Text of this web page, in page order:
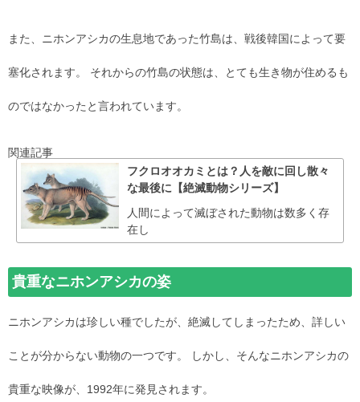
また、ニホンアシカの生息地であった竹島は、戦後韓国によって要
塞化されます。 それからの竹島の状態は、とても生き物が住めるも
のではなかったと言われています。
関連記事
フクロオオカミとは？人を敵に回し散々
な最後に【絶滅動物シリーズ】
人間によって滅ぼされた動物は数多く存
在し
貴重なニホンアシカの姿
ニホンアシカは珍しい種でしたが、絶滅してしまったため、詳しい
ことが分からない動物の一つです。 しかし、そんなニホンアシカの
貴重な映像が、1992年に発見されます。